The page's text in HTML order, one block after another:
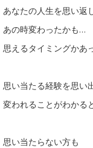
あなたの人生を思い返
あの時変わったかも…
思えるタイミングかあ
思い当たる経験を思い
変われることがわかる
思い当たらない方も